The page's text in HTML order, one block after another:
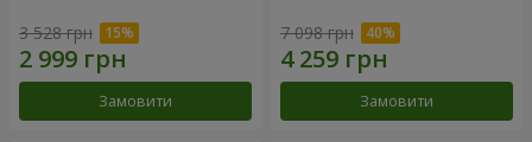
3 528 грн
Замовити
7 098 грн
Замовити